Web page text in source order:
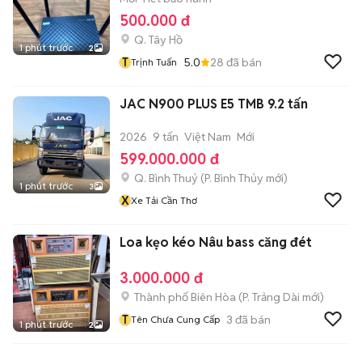
1 phút trước 2
500.000 đ
Q. Tây Hồ
T Trịnh Tuấn 5.0 28 đã bán
1 phút trước 3
JAC N900 PLUS E5 TMB 9.2 tấn
2026 9 tấn Việt Nam Mới
599.000.000 đ
Q. Bình Thuỷ (P. Bình Thủy mới)
XXe Tải Cần Thơ
1 phút trước 2
Loa kẹo kéo Nâu bass căng đét
3.000.000 đ
Thành phố Biên Hòa (P. Trảng Dài mới)
T Tên Chưa Cung Cấp 3 đã bán